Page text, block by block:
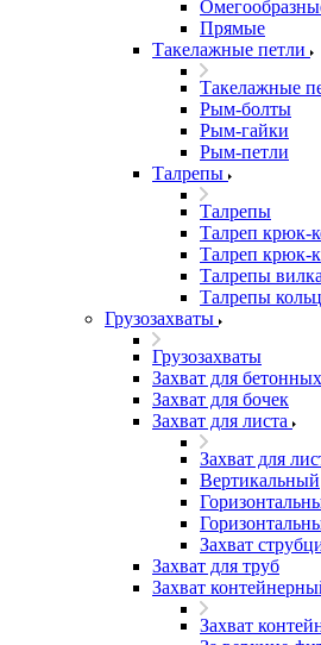
Прямые
Такелажные петли
Такелажные
Рым-болты
Рым-гайки
Рым-петли
Талрепы
Талрепы
Талреп крюк-
Талреп крюк-
Талрепы
Талрепы
Грузозахваты
Грузозахваты
Захват для
Захват для бочек
Захват для листа
Захват для
Вертикальный
Захват
Захват для труб
Захват
Захват